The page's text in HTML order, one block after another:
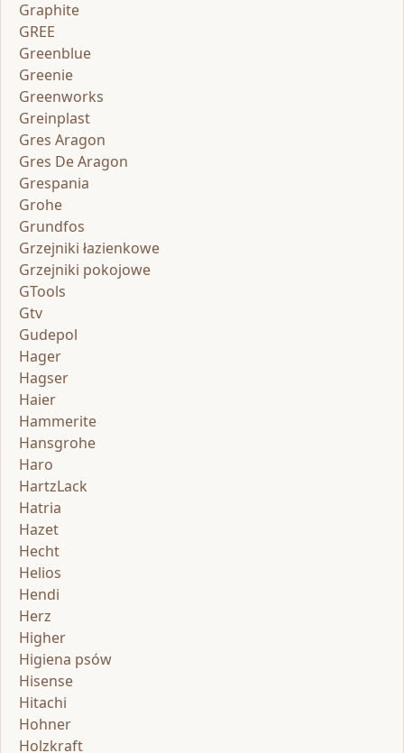
Graphite
GREE
Greenblue
Greenie
Greenworks
Greinplast
Gres Aragon
Gres De Aragon
Grespania
Grohe
Grundfos
Grzejniki łazienkowe
Grzejniki pokojowe
GTools
Gtv
Gudepol
Hager
Hagser
Haier
Hammerite
Hansgrohe
Haro
HartzLack
Hatria
Hazet
Hecht
Helios
Hendi
Herz
Higher
Higiena psów
Hisense
Hitachi
Hohner
Holzkraft